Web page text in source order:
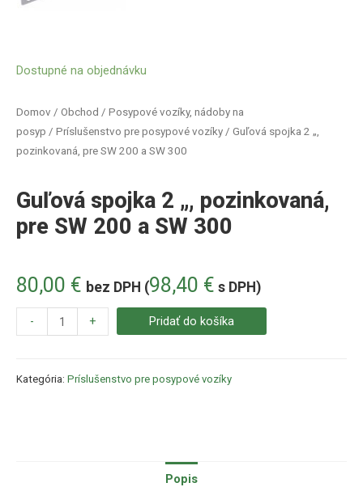
Domov / Obchod / Posypové vozíky, nádoby na
posyp / Príslušenstvo pre posypové vozíky / Guľová spojka 2 „,
pozinkovaná, pre SW 200 a SW 300
Guľová spojka 2 „, pozinkovaná,
pre SW 200 a SW 300
80,00 € bez DPH (98,40 € s DPH)
Dostupné na objednávku
- + Pridať do košíka
Kategória: Príslušenstvo pre posypové vozíky
Popis